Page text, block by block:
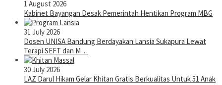
1 August 2026
Kabinet Bayangan Desak Pemerintah Hentikan Program MBG
31 July 2026
Dosen UNISA Bandung Berdayakan Lansia Sukapura Lewat
Terapi SEFT dan M…
30 July 2026
LAZ Darul Hikam Gelar Khitan Gratis Berkualitas Untuk 51 Anak